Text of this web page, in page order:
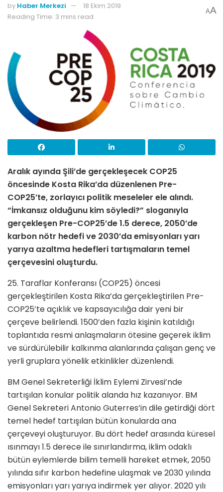
by Haber Merkezi
18 Ekim 2019
Reading Time: 3 mins read
AA
Aralık ayında Şili’de gerçekleşecek COP25
öncesinde Kosta Rika’da düzenlenen Pre-
COP25’te, zorlayıcı politik meseleler ele alındı.
“İmkansız olduğunu kim söyledi?” sloganıyla
gerçekleşen Pre-COP25’de 1.5 derece, 2050’de
karbon nötr hedefi ve 2030’da emisyonları yarı
yarıya azaltma hedefleri tartışmaların temel
çerçevesini oluşturdu.
25. Taraflar Konferansı (COP25) öncesi
gerçekleştirilen Kosta Rika’da gerçekleştirilen Pre-
COP25’te açıklık ve kapsayıcılığa dair yeni bir
çerçeve belirlendi. 1500’den fazla kişinin katıldığı
toplantıda resmi anlaşmaların ötesine geçerek iklim
ve sürdürülebilir kalkınma alanlarında çalışan genç ve
yerli gruplara yönelik etkinlikler düzenlendi.
BM Genel Sekreterliği İklim Eylemi Zirvesi’nde
tartışılan konular politik alanda hız kazanıyor. BM
Genel Sekreteri Antonio Guterres’in dile getirdiği dört
temel hedef tartışılan bütün konularda ana
çerçeveyi oluşturuyor. Bu dört hedef arasında küresel
ısınmayı 1.5 derece ile sınırlandırma, iklim odaklı
bütün eylemlerde bilim temelli hareket etmek, 2050
yılında sıfır karbon hedefine ulaşmak ve 2030 yılında
emisyonları yarı yarıya indirmek yer alıyor. 2020 yılı